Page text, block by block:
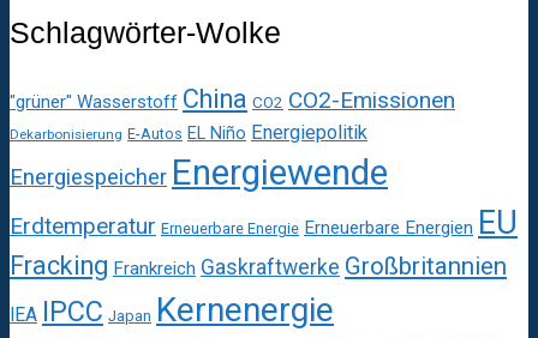
Schlagwörter-Wolke
"grüner" Wasserstoff China CO2 CO2-Emissionen
Dekarbonisierung E-Autos EL Niño Energiepolitik
Energiespeicher Energiewende
Erdtemperatur Erneuerbare Energie Erneuerbare Energien EU
Fracking Frankreich Gaskraftwerke Großbritannien
IEA IPCC Japan Kernenergie